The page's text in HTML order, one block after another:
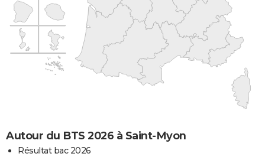
Autour du BTS 2026 à Saint-Myon
Résultat bac 2026